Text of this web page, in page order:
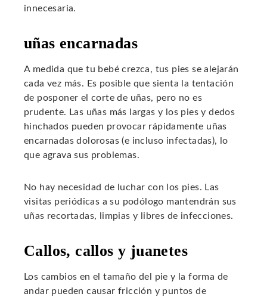
innecesaria.
uñas encarnadas
A medida que tu bebé crezca, tus pies se alejarán
cada vez más. Es posible que sienta la tentación
de posponer el corte de uñas, pero no es
prudente. Las uñas más largas y los pies y dedos
hinchados pueden provocar rápidamente uñas
encarnadas dolorosas (e incluso infectadas), lo
que agrava sus problemas.
No hay necesidad de luchar con los pies. Las
visitas periódicas a su podólogo mantendrán sus
uñas recortadas, limpias y libres de infecciones.
Callos, callos y juanetes
Los cambios en el tamaño del pie y la forma de
andar pueden causar fricción y puntos de